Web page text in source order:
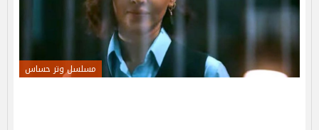
مسلسل وتر حساس